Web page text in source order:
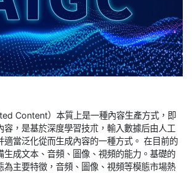
Content）本質上是一種內容生產方式，即
容，是基於深度學習技朮，輸入數據后由人工
適當泛化從而生成內容的一種方式。 在目前的
生成文本、音頻、圖像、視頻的能力。基礎的
為主要特徵，音頻、圖像、視頻等模態市場熱